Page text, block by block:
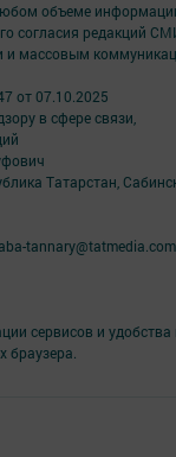
объеме
согласия редакций
и массовым
от 07.10.2025
в сфере связи,
Татарстан,
tannary@tatmedia.com
сервисов и удобства
браузера.